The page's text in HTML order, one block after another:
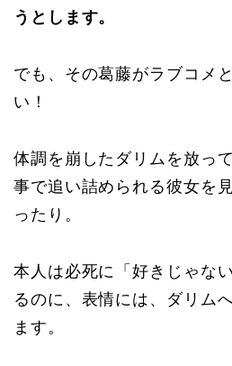
うとします。
でも、その葛藤がラブコメ
い！
体調を崩したダリムを放っ
事で追い詰められる彼女を
ったり。
本人は必死に「好きじゃな
るのに、表情には、ダリム
ます。